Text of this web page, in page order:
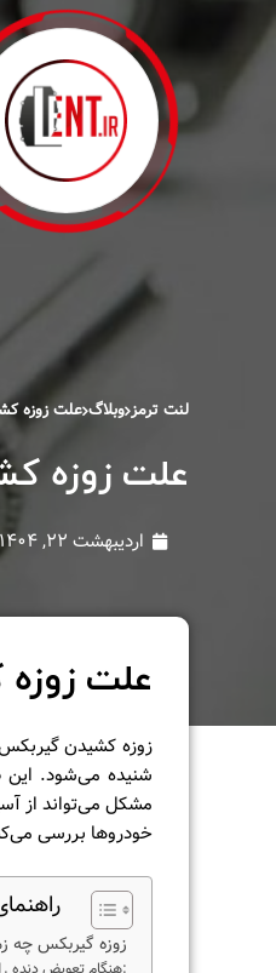
لنت ترمز وبلاگ علت زوزه
علت زوزه
اردیبهشت ۲۲, ۱۴۰۴
علت
زوزه کشیدن
شنیده می‌شود. این
مشکل می‌تواند از
خودروها بررسی
زوزه گیربکس چه
1. هنگام تعویض دنده: